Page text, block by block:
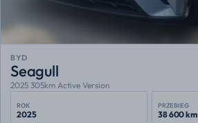
BYD
Seagull
2025 305km Active Version
ROK
2025
PRZEBIEG
38 600 km